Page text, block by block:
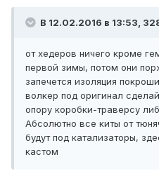
В 12.02.2016 в 13:53,
от хедеров ничего кроме
первой зимы, потом они
запечется изоляция
волкер под оригинал
опору коробки-траверсу
Абсолютно все киты от
будут под катализаторы,
кастом